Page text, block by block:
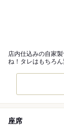
店内仕込みの自家製
ね！タレはもちろん
座席